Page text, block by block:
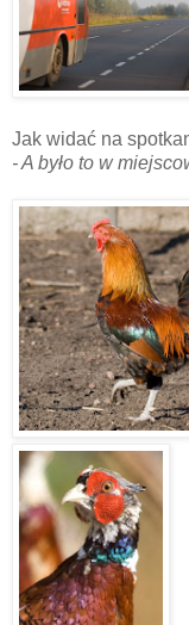
Jak widać na
- A było to w